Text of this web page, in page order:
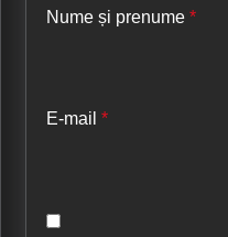
Nume și prenume *
E-mail *